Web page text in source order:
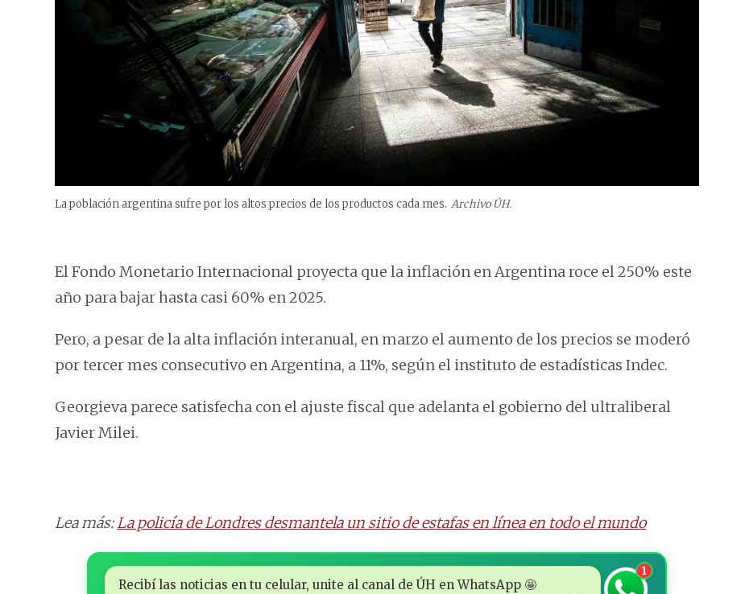
La población argentina sufre por los altos precios de los productos cada mes. Archivo ÚH.
El Fondo Monetario Internacional proyecta que la inflación en Argentina roce el 250% este
año para bajar hasta casi 60% en 2025.
Pero, a pesar de la alta inflación interanual, en marzo el aumento de los precios se moderó
por tercer mes consecutivo en Argentina, a 11%, según el instituto de estadísticas Indec.
Georgieva parece satisfecha con el ajuste fiscal que adelanta el gobierno del ultraliberal
Javier Milei.
Lea más:La policía de Londres desmantela un sitio de estafas en línea en todo el mundo
Recibí las noticias en tu celular, unite al canal de ÚH en WhatsApp 🤩
1